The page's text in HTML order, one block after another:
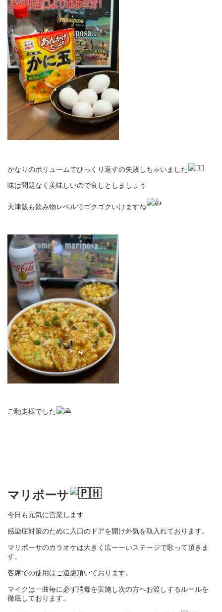
かなりのボリュームでひっくり返すの失敗しちゃいました
味は問題なく美味しいので良しとしましょう
天津飯も飲み物レベルでゴクゴクいけますね
ご馳走様でした
マリポーサ
今日も元気に営業します
感染症対策のために入口のドアを開け外気を取入れております。
マリポーサのカラオケは大きく広ーーいステージで歌って頂きま
す。
客席での使用はご遠慮頂いております。
マイクは一曲毎に必ず消毒を実施し次の方へお渡しするルールを
徹底しております。